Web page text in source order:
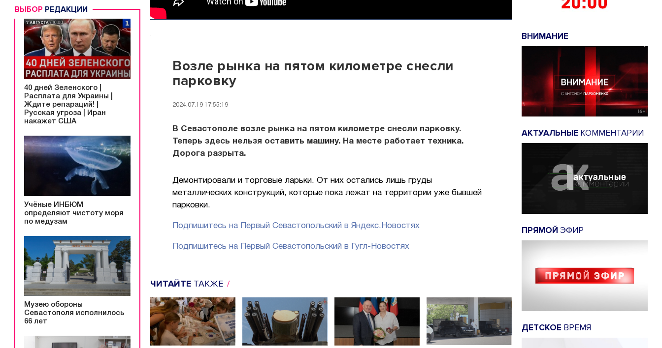
ВЫБОР РЕДАКЦИИ
40 дней Зеленского |
Расплата для Украины |
Ждите репараций! |
Русская угроза | Иран
накажет США
Учёные ИНБЮМ
определяют чистоту моря
по медузам
Музею обороны
Севастополя исполнилось
66 лет
.
Возле рынка на пятом километре снесли
парковку
2024.07.19 17:55:19
В Севастополе возле рынка на пятом километре снесли парковку.
Теперь здесь нельзя оставить машину. На месте работает техника.
Дорога разрыта.
Демонтировали и торговые ларьки. От них остались лишь груды
металлических конструкций, которые пока лежат на территории уже бывшей
парковки.
Подпишитесь на Первый Севастопольский в Яндекс.Новостях
Подпишитесь на Первый Севастопольский в Гугл-Новостях
ЧИТАЙТЕ ТАКЖЕ
ВНИМАНИЕ
АКТУАЛЬНЫЕ КОММЕНТАРИИ
ПРЯМОЙ ЭФИР
ДЕТСКОЕ ВРЕМЯ